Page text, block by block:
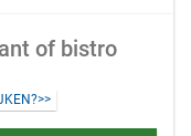
of bistro